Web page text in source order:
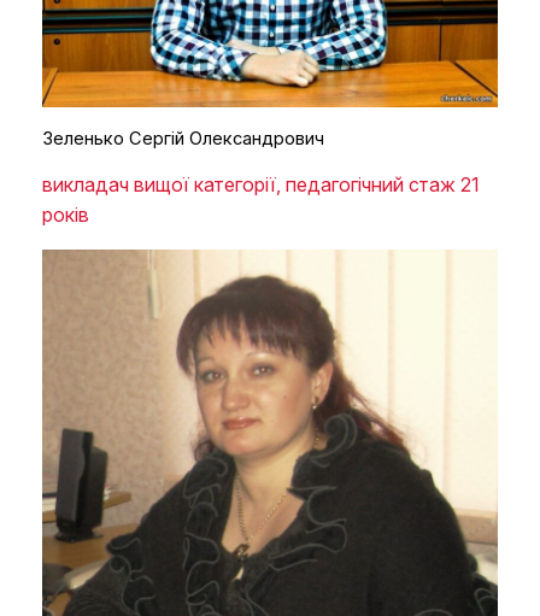
Зеленько Сергій Олександрович
викладач вищої категорії, педагогічний стаж 21
років